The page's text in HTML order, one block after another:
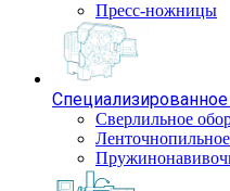
Пресс-ножницы
Сверлильное
Ленточнопильное